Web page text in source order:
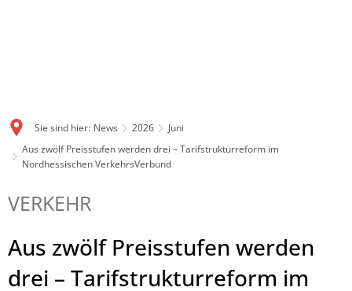
Sie sind hier: News 2026
Juni
Aus zwölf Preisstufen werden drei – Tarifstrukturreform im
Nordhessischen VerkehrsVerbund
VERKEHR
Aus zwölf Preisstufen werden
drei – Tarifstrukturreform im